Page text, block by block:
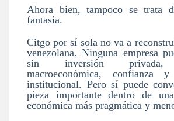
Ahora bien, tampoco se trata
fantasía.
Citgo por sí sola no va a
venezolana. Ninguna empresa
sin inversión privada,
macroeconómica, confianza y
institucional. Pero sí puede
pieza importante dentro de
económica más pragmática y